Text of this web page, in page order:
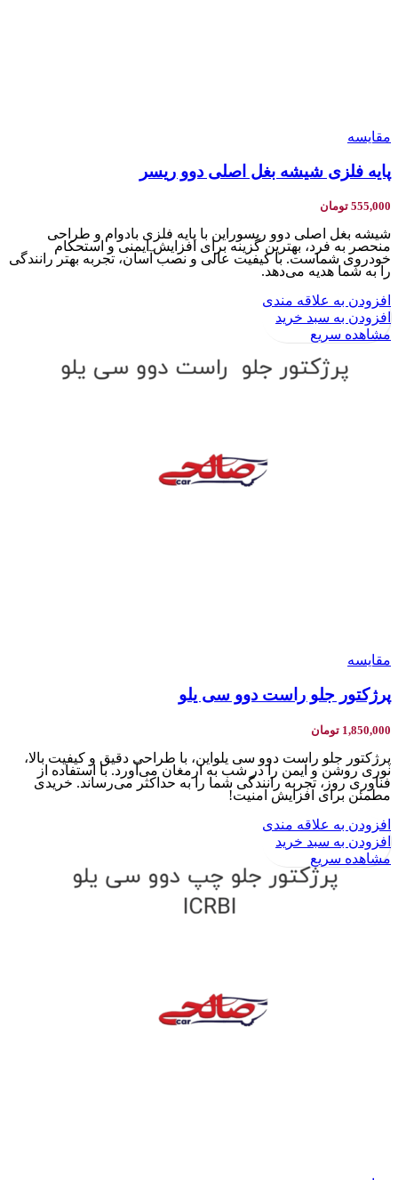
مقایسه
پایه فلزی شیشه بغل اصلی دوو ریسر
555,000 تومان
شیشه بغل اصلی دوو ریسوراین با پایه فلزی بادوام و طراحی
منحصر به فرد، بهترین گزینه برای افزایش ایمنی و استحکام
خودروی شماست. با کیفیت عالی و نصب آسان، تجربه بهتر رانندگی
را به شما هدیه می‌دهد.
افزودن به علاقه مندی
افزودن به سبد خرید
مشاهده سریع
مقایسه
پرژکتور جلو راست دوو سی یلو
1,850,000 تومان
پرژکتور جلو راست دوو سی یلواین، با طراحی دقیق و کیفیت بالا،
نوری روشن و ایمن را در شب به ارمغان می‌آورد. با استفاده از
فناوری روز، تجربه رانندگی شما را به حداکثر می‌رساند. خریدی
مطمئن برای افزایش امنیت!
افزودن به علاقه مندی
افزودن به سبد خرید
مشاهده سریع